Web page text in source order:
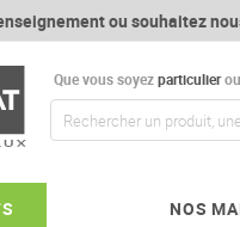
ou souhaitez
Que vous soyezparticulierou
NOS